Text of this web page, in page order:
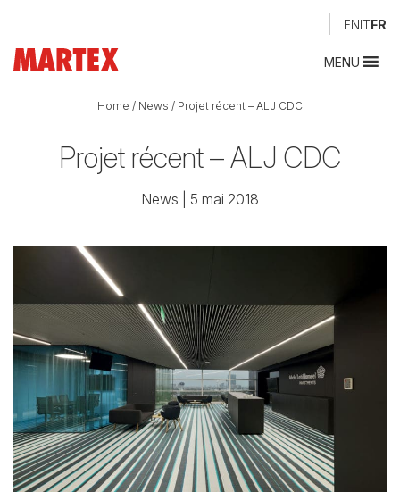
ENITFR
MENU
Home / News / Projet récent – ALJ CDC
Projet récent – ALJ CDC
News | 5 mai 2018